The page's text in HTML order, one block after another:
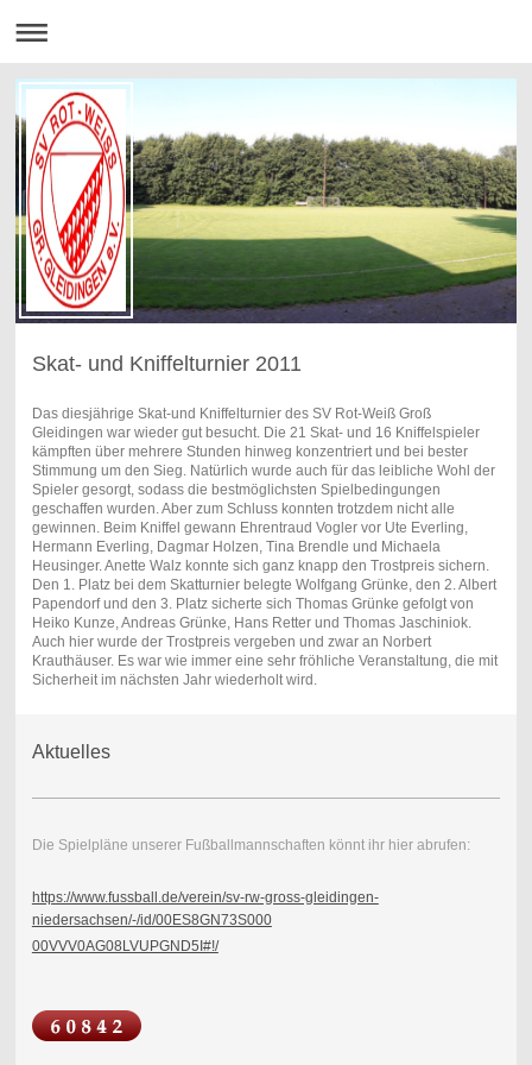
Skat- und Kniffelturnier 2011
Das diesjährige Skat-und Kniffelturnier des SV Rot-Weiß Groß
Gleidingen war wieder gut besucht. Die 21 Skat- und 16 Kniffelspieler
kämpften über mehrere Stunden hinweg konzentriert und bei bester
Stimmung um den Sieg. Natürlich wurde auch für das leibliche Wohl der
Spieler gesorgt, sodass die bestmöglichsten Spielbedingungen
geschaffen wurden. Aber zum Schluss konnten trotzdem nicht alle
gewinnen. Beim Kniffel gewann Ehrentraud Vogler vor Ute Everling,
Hermann Everling, Dagmar Holzen, Tina Brendle und Michaela
Heusinger. Anette Walz konnte sich ganz knapp den Trostpreis sichern.
Den 1. Platz bei dem Skatturnier belegte Wolfgang Grünke, den 2. Albert
Papendorf und den 3. Platz sicherte sich Thomas Grünke gefolgt von
Heiko Kunze, Andreas Grünke, Hans Retter und Thomas Jaschiniok.
Auch hier wurde der Trostpreis vergeben und zwar an Norbert
Krauthäuser. Es war wie immer eine sehr fröhliche Veranstaltung, die mit
Sicherheit im nächsten Jahr wiederholt wird.
Aktuelles
Die Spielpläne unserer Fußballmannschaften könnt ihr hier abrufen:
https://www.fussball.de/verein/sv-rw-gross-gleidingen-
niedersachsen/-/id/00ES8GN73S000
00VVV0AG08LVUPGND5I#!/